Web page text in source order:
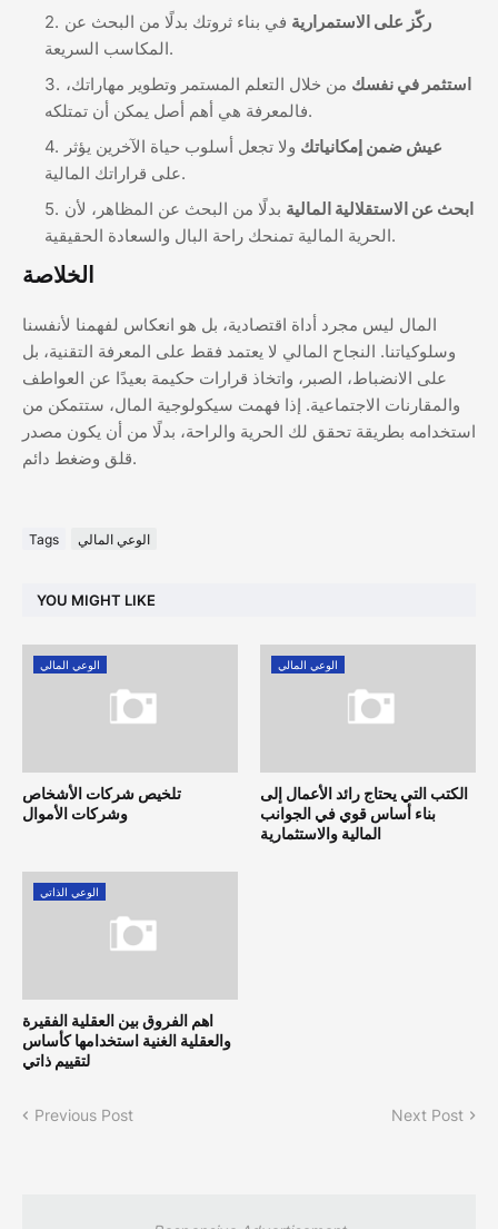
ركّز على الاستمرارية في بناء ثروتك بدلًا من البحث عن
المكاسب السريعة.
استثمر في نفسك من خلال التعلم المستمر وتطوير مهاراتك،
فالمعرفة هي أهم أصل يمكن أن تمتلكه.
عيش ضمن إمكانياتك ولا تجعل أسلوب حياة الآخرين يؤثر
على قراراتك المالية.
ابحث عن الاستقلالية المالية بدلًا من البحث عن المظاهر، لأن
الحرية المالية تمنحك راحة البال والسعادة الحقيقية.
الخلاصة
المال ليس مجرد أداة اقتصادية، بل هو انعكاس لفهمنا لأنفسنا
وسلوكياتنا. النجاح المالي لا يعتمد فقط على المعرفة التقنية، بل
على الانضباط، الصبر، واتخاذ قرارات حكيمة بعيدًا عن العواطف
والمقارنات الاجتماعية. إذا فهمت سيكولوجية المال، ستتمكن من
استخدامه بطريقة تحقق لك الحرية والراحة، بدلًا من أن يكون مصدر
قلق وضغط دائم.
Tags الوعي المالي
YOU MIGHT LIKE
الوعي المالي
تلخيص شركات الأشخاص
وشركات الأموال
الوعي المالي
الكتب التي يحتاج رائد الأعمال إلى
بناء أساس قوي في الجوانب
المالية والاستثمارية
الوعي الذاتي
اهم الفروق بين العقلية الفقيرة
والعقلية الغنية استخدامها كأساس
لتقييم ذاتي
Previous Post Next Post